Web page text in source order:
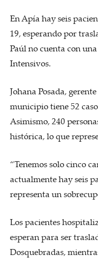
En Apía hay seis
19, esperando por
Paúl no cuenta con
Intensivos.
Johana Posada,
municipio tiene 52
Asimismo, 240
histórica, lo que
“Tenemos solo cinco
actualmente hay seis
representa un
Los pacientes
esperan para ser
Dosquebradas,